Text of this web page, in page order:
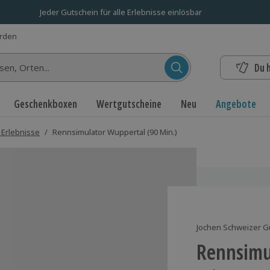
Jeder Gutschein für alle Erlebnisse einlösbar
Du
Geschenkboxen Wertgutscheine Neu Angebote
/ Rennsimulator Wuppertal (90 Min.)
Jochen Schweizer